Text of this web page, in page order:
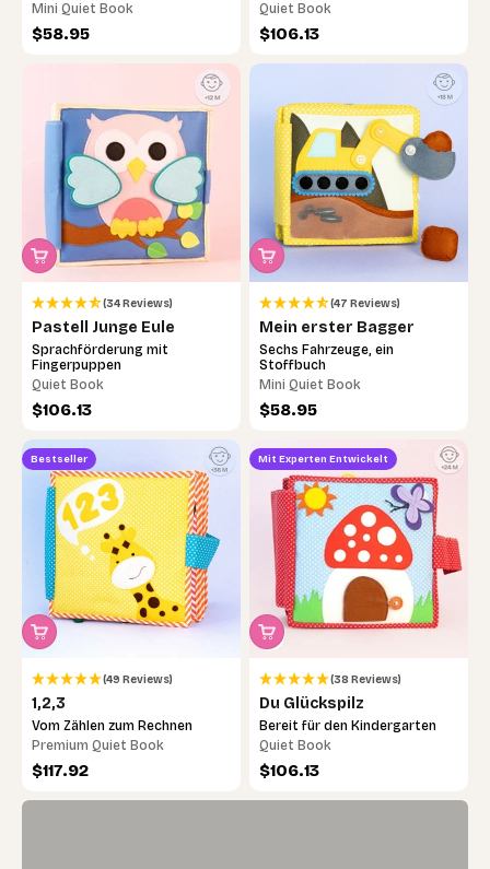
Mini Quiet Book
Angebot
$58.95
Quiet Book
Angebot
$106.13
(34 Reviews)
Pastell Junge Eule
Sprachförderung mit
Fingerpuppen
Quiet Book
Angebot
$106.13
(47 Reviews)
Mein erster Bagger
Sechs Fahrzeuge, ein
Stoffbuch
Mini Quiet Book
Angebot
$58.95
Bestseller
(49 Reviews)
1,2,3
Vom Zählen zum Rechnen
Premium Quiet Book
Angebot
$117.92
Noch unsicher, welches das richtige ist?
Mach das 30-Sekunden-Quiz – wir finden
gemeinsam das passende Lernspielzeug.
Jetzt loslegen →
Mit Experten Entwickelt
(38 Reviews)
Du Glückspilz
Bereit für den Kindergarten
Quiet Book
Angebot
$106.13